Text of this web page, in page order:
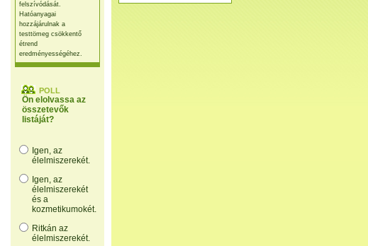
felszívódását.
Hatóanyagai
hozzájárulnak a
testtömeg csökkentő
étrend
eredményességéhez.
POLL
Ön elolvassa az
összetevők
listáját?
Igen, az
élelmiszerekét.
Igen, az
élelmiszerekét
és a
kozmetikumokét.
Ritkán az
élelmiszerekét.